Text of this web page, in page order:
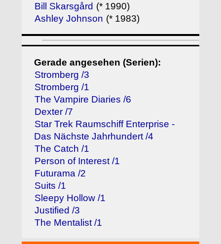
Bill Skarsgård (* 1990)
Ashley Johnson (* 1983)
Gerade angesehen (Serien):
Stromberg /3
Stromberg /1
The Vampire Diaries /6
Dexter /7
Star Trek Raumschiff Enterprise -
Das Nächste Jahrhundert /4
The Catch /1
Person of Interest /1
Futurama /2
Suits /1
Sleepy Hollow /1
Justified /3
The Mentalist /1